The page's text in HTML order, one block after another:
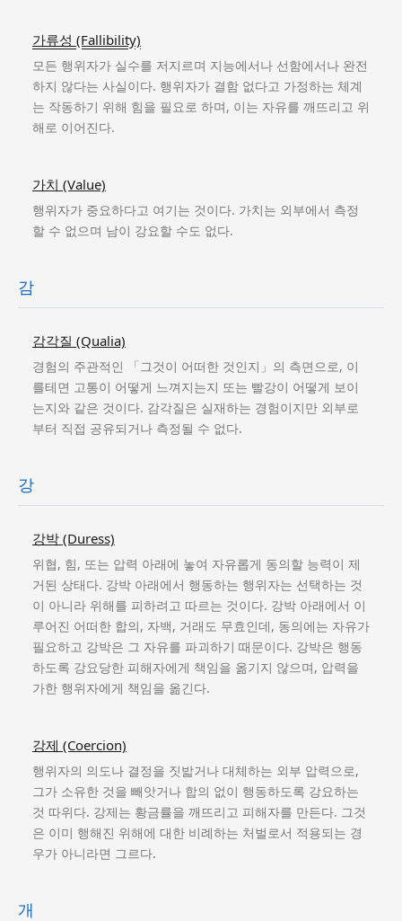
가류성 (Fallibility)
모든 행위자가 실수를 저지르며 지능에서나 선함에서나 완전
하지 않다는 사실이다. 행위자가 결함 없다고 가정하는 체계
는 작동하기 위해 힘을 필요로 하며, 이는 자유를 깨뜨리고 위
해로 이어진다.
가치 (Value)
행위자가 중요하다고 여기는 것이다. 가치는 외부에서 측정
할 수 없으며 남이 강요할 수도 없다.
감
감각질 (Qualia)
경험의 주관적인 「그것이 어떠한 것인지」의 측면으로, 이
를테면 고통이 어떻게 느껴지는지 또는 빨강이 어떻게 보이
는지와 같은 것이다. 감각질은 실재하는 경험이지만 외부로
부터 직접 공유되거나 측정될 수 없다.
강
강박 (Duress)
위협, 힘, 또는 압력 아래에 놓여 자유롭게 동의할 능력이 제
거된 상태다. 강박 아래에서 행동하는 행위자는 선택하는 것
이 아니라 위해를 피하려고 따르는 것이다. 강박 아래에서 이
루어진 어떠한 합의, 자백, 거래도 무효인데, 동의에는 자유가
필요하고 강박은 그 자유를 파괴하기 때문이다. 강박은 행동
하도록 강요당한 피해자에게 책임을 옮기지 않으며, 압력을
가한 행위자에게 책임을 옮긴다.
강제 (Coercion)
행위자의 의도나 결정을 짓밟거나 대체하는 외부 압력으로,
그가 소유한 것을 빼앗거나 합의 없이 행동하도록 강요하는
것 따위다. 강제는 황금률을 깨뜨리고 피해자를 만든다. 그것
은 이미 행해진 위해에 대한 비례하는 처벌로서 적용되는 경
우가 아니라면 그르다.
개